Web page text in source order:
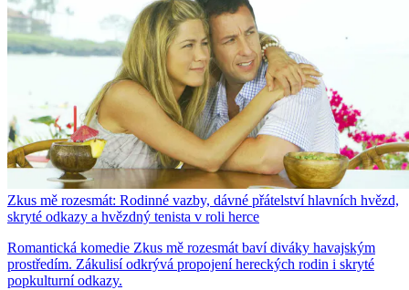
Zkus mě rozesmát: Rodinné vazby, dávné přátelství hlavních hvězd,
skryté odkazy a hvězdný tenista v roli herce
Romantická komedie Zkus mě rozesmát baví diváky havajským
prostředím. Zákulisí odkrývá propojení hereckých rodin i skryté
popkulturní odkazy.